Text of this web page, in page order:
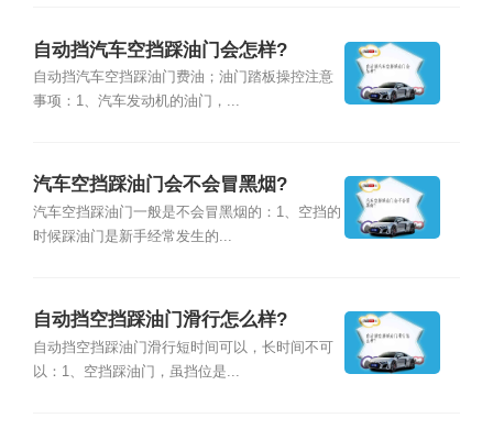
自动挡汽车空挡踩油门会怎样?
自动挡汽车空挡踩油门费油；油门踏板操控注意
事项：1、汽车发动机的油门，...
汽车空挡踩油门会不会冒黑烟?
汽车空挡踩油门一般是不会冒黑烟的：1、空挡的
时候踩油门是新手经常发生的...
自动挡空挡踩油门滑行怎么样?
自动挡空挡踩油门滑行短时间可以，长时间不可
以：1、空挡踩油门，虽挡位是...